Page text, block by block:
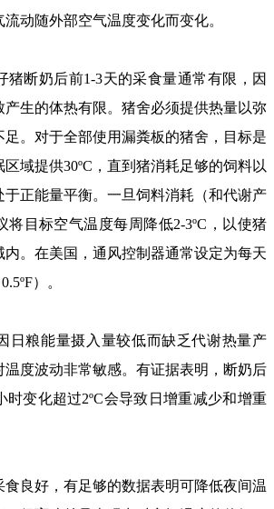
动随外部空气温度变化而变化。
断奶后前1-3天的采食量通常有限，因
产生的体热有限。猪舍必须提供热量以弥
。对于全部使用漏粪板的猪舍，目标是
域提供30ºC，直到猪消耗足够的饲料以
于正能量平衡。一旦饲料消耗（和代谢产
将目标空气温度每周降低2-3ºC，以使猪
。在美国，通风控制器通常设定为每天
）。
粮能量摄入量较低而缺乏代谢热量产
温度波动非常敏感。有证据表明，断奶后
时变化超过2ºC会导致日增重减少和增重
好，有足够的数据表明可降低夜间温